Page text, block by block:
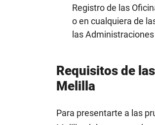
Registro de las
o en cualquiera de
las
Requisitos de
Melilla
Para presentarte a las